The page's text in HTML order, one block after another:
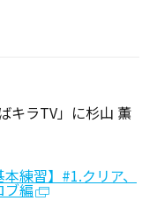
キラTV」に杉山 薫
練習】#1.クリア、
ブ編